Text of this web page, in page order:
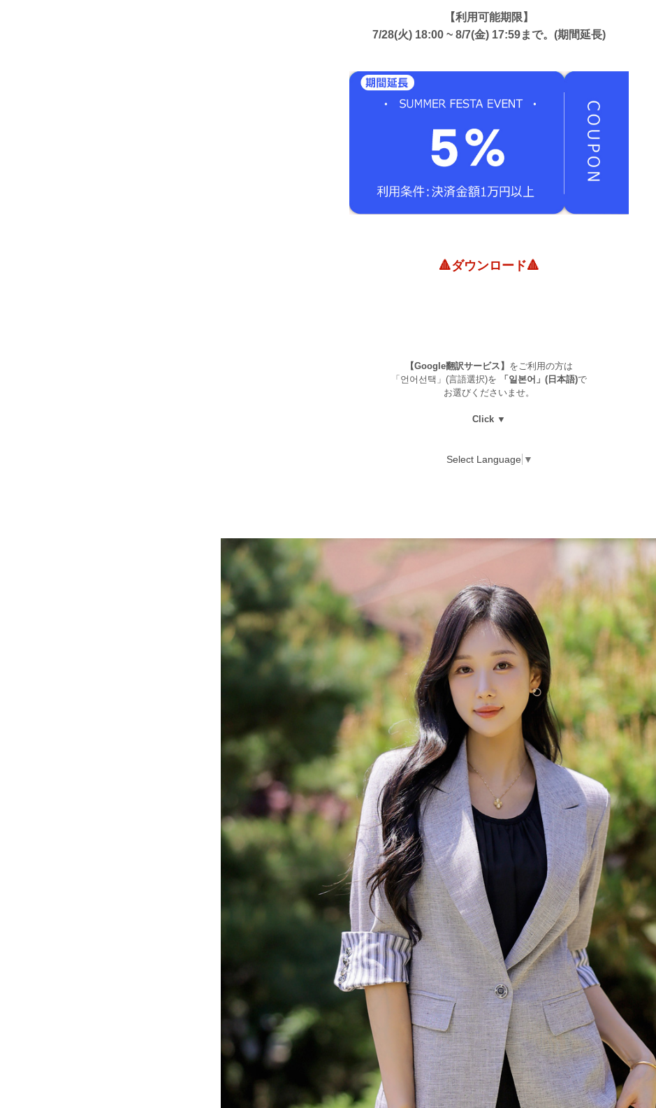
【利用可能期限】
7/28(火) 18:00 ~ 8/7(金) 17:59まで。(期間延長)
🔺ダウンロード🔺
【Google翻訳サービス】 をご利用の方は
「언어선택」(言語選択)を
「일본어」(日本語)で
お選びくださいませ。
Click ▼
Select Language ▼